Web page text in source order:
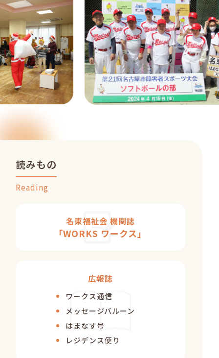
読みもの
Reading
名東福祉会 機関誌
「WORKS ワークス」
広報誌
ワークス通信
メッセージバルーン
はまなす号
レジデンス便り